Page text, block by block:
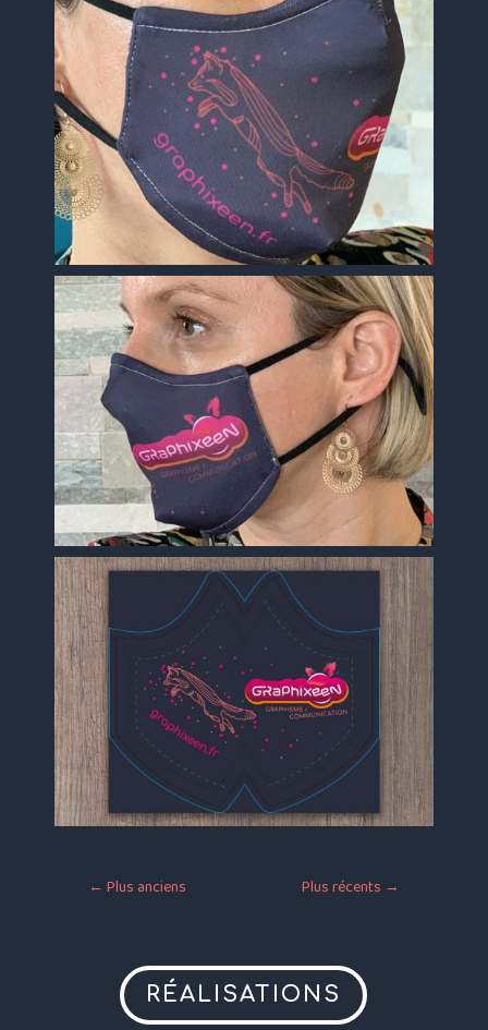
← Plus anciens Plus récents →
RÉALISATIONS